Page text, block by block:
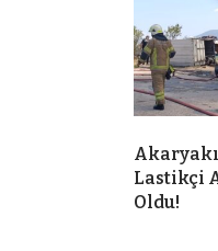
Lastikçi
Oldu!